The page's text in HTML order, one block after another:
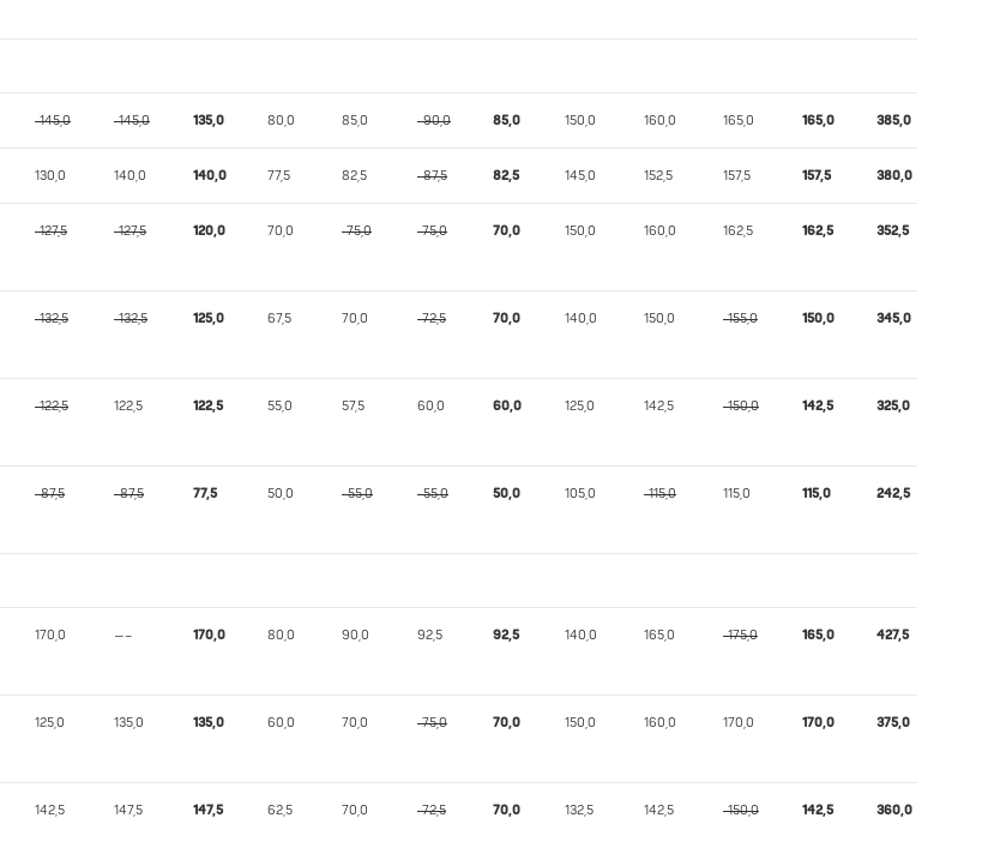
-145,0 -145,0 135,0 80,0 85,0 -90,0 85,0 150,0 160,0 165,0 165,0 385,0
130,0 140,0 140,0 77,5 82,5 -87,5 82,5 145,0 152,5 157,5 157,5 380,0
-127,5 -127,5 120,0 70,0 -75,0 -75,0 70,0 150,0 160,0 162,5 162,5 352,5
-132,5 -132,5 125,0 67,5 70,0 -72,5 70,0 140,0 150,0 -155,0 150,0 345,0
-122,5 122,5 122,5 55,0 57,5 60,0 60,0 125,0 142,5 -150,0 142,5 325,0
-87,5 -87,5 77,5 50,0 -55,0 -55,0 50,0 105,0 -115,0 115,0 115,0 242,5
170,0 —– 170,0 80,0 90,0 92,5 92,5 140,0 165,0 -175,0 165,0 427,5
125,0 135,0 135,0 60,0 70,0 -75,0 70,0 150,0 160,0 170,0 170,0 375,0
142,5 147,5 147,5 62,5 70,0 -72,5 70,0 132,5 142,5 -150,0 142,5 360,0